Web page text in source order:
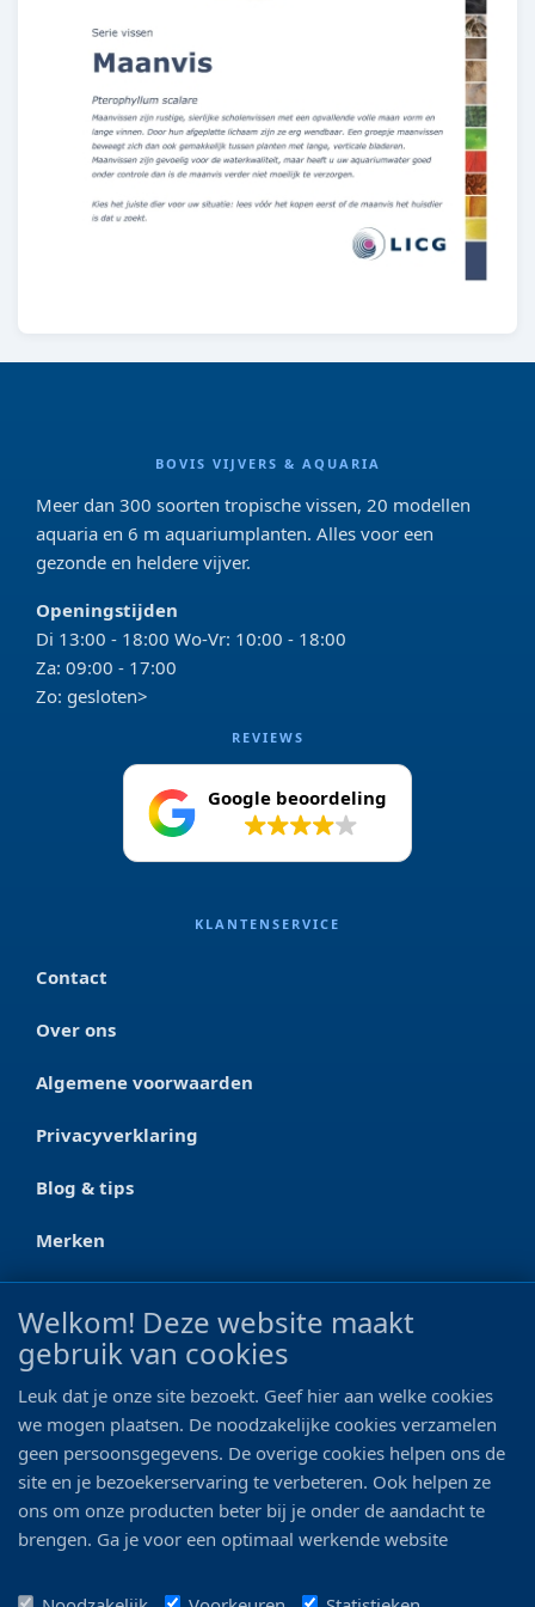
BOVIS VIJVERS & AQUARIA
Meer dan 300 soorten tropische vissen, 20 modellen
aquaria en 6 m aquariumplanten. Alles voor een
gezonde en heldere vijver.
Openingstijden
Di 13:00 - 18:00 Wo-Vr: 10:00 - 18:00
Za: 09:00 - 17:00
Zo: gesloten>
REVIEWS
Google beoordeling
KLANTENSERVICE
Contact
Over ons
Algemene voorwaarden
Privacyverklaring
Blog & tips
Merken
CONTACT
Ootmarsumseweg 125a
0546 - 622 990
06 - 11 19 81 42
info@bo-vis.nl
Welkom! Deze website maakt
gebruik van cookies
Leuk dat je onze site bezoekt. Geef hier aan welke cookies
we mogen plaatsen. De noodzakelijke cookies verzamelen
geen persoonsgegevens. De overige cookies helpen ons de
site en je bezoekerservaring te verbeteren. Ook helpen ze
ons om onze producten beter bij je onder de aandacht te
brengen. Ga je voor een optimaal werkende website